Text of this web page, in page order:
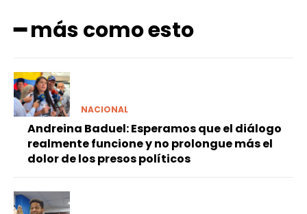
━ más como esto
NACIONAL
Andreina Baduel: Esperamos que el diálogo
realmente funcione y no prolongue más el
dolor de los presos políticos